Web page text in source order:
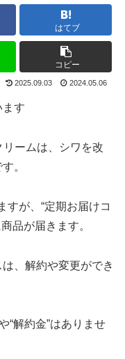
はてブ
コピー
2025.09.03 2024.05.06
す
ームは、シワを改
。
すが、“定期お届けコ
品が届きます。
、解約や変更ができ
“解約金”はありませ